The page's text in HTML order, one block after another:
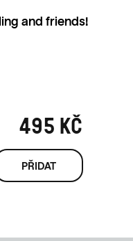
and friends!
495 KČ